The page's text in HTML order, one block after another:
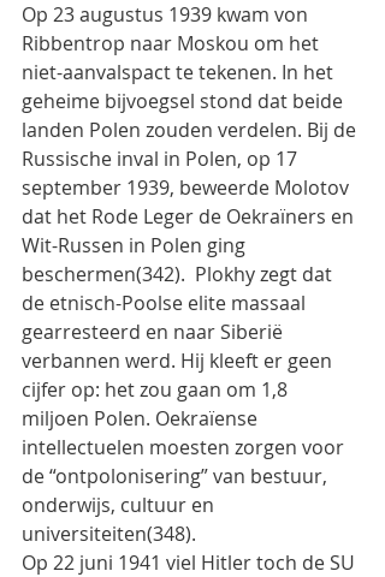
Op 23 augustus 1939 kwam von
Ribbentrop naar Moskou om het
niet-aanvalspact te tekenen. In het
geheime bijvoegsel stond dat beide
landen Polen zouden verdelen. Bij de
Russische inval in Polen, op 17
september 1939, beweerde Molotov
dat het Rode Leger de Oekraïners en
Wit-Russen in Polen ging
beschermen(342).  Plokhy zegt dat
de etnisch-Poolse elite massaal
gearresteerd en naar Siberië
verbannen werd. Hij kleeft er geen
cijfer op: het zou gaan om 1,8
miljoen Polen. Oekraïense
intellectuelen moesten zorgen voor
de “ontpolonisering” van bestuur,
onderwijs, cultuur en
universiteiten(348).
Op 22 juni 1941 viel Hitler toch de SU